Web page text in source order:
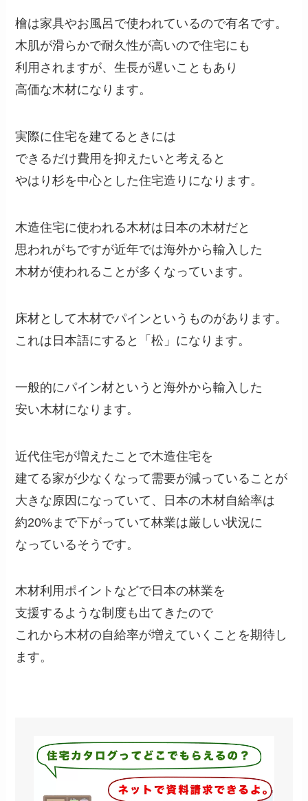
檜は家具やお風呂で使われているので有名です。
木肌が滑らかで耐久性が高いので住宅にも
利用されますが、生長が遅いこともあり
高価な木材になります。
実際に住宅を建てるときには
できるだけ費用を抑えたいと考えると
やはり杉を中心とした住宅造りになります。
木造住宅に使われる木材は日本の木材だと
思われがちですが近年では海外から輸入した
木材が使われることが多くなっています。
床材として木材でパインというものがあります。
これは日本語にすると「松」になります。
一般的にパイン材というと海外から輸入した
安い木材になります。
近代住宅が増えたことで木造住宅を
建てる家が少なくなって需要が減っていることが
大きな原因になっていて、日本の木材自給率は
約20%まで下がっていて林業は厳しい状況に
なっているそうです。
木材利用ポイントなどで日本の林業を
支援するような制度も出てきたので
これから木材の自給率が増えていくことを期待し
ます。